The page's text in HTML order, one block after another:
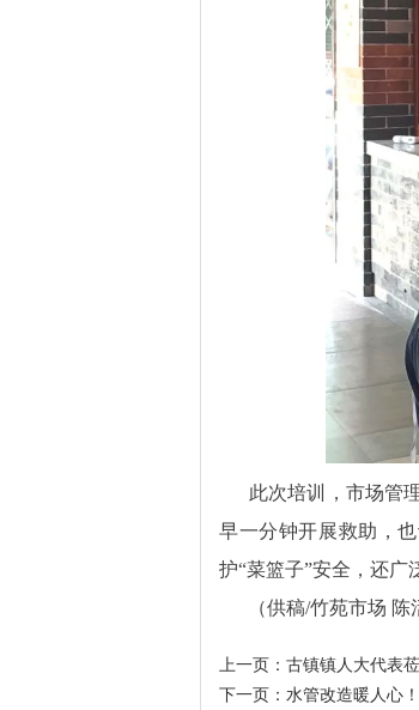
此次培训，市场管理
早一分钟开展救助，
护“菜篮子”安全，还广
（供稿/竹苑市场 陈
上一页： 古镇镇人大代表
下一页： 水管改造暖人心